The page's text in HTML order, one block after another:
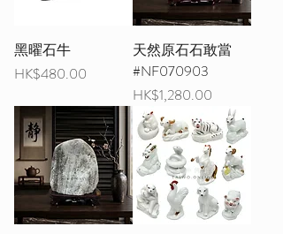
黑曜石牛
價格
HK$480.00
天然原石石敢當
#NF070903
價格
HK$1,280.00